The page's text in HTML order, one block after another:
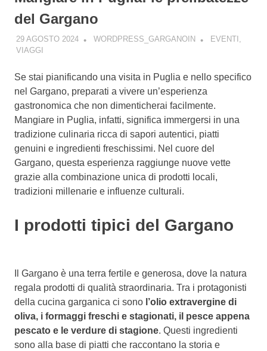
del Gargano
29 AGOSTO 2024 WORDPRESS_GARGANOIN EVENTI ,
VIAGGI
Se stai pianificando una visita in Puglia e nello specifico
nel Gargano, preparati a vivere un’esperienza
gastronomica che non dimenticherai facilmente.
Mangiare in Puglia, infatti, significa immergersi in una
tradizione culinaria ricca di sapori autentici, piatti
genuini e ingredienti freschissimi. Nel cuore del
Gargano, questa esperienza raggiunge nuove vette
grazie alla combinazione unica di prodotti locali,
tradizioni millenarie e influenze culturali.
I prodotti tipici del Gargano
Il Gargano è una terra fertile e generosa, dove la natura
regala prodotti di qualità straordinaria. Tra i protagonisti
della cucina garganica ci sono l’olio extravergine di
oliva, i formaggi freschi e stagionati, il pesce appena
pescato e le verdure di stagione. Questi ingredienti
sono alla base di piatti che raccontano la storia e